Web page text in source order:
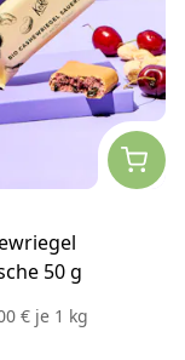
50 g
€ je 1 kg